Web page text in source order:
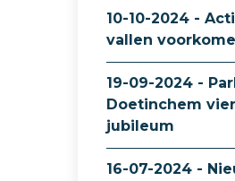
10-10-2024 -
vallen
19-09-2024 -
Doetinchem
jubileum
16-07-2024 -